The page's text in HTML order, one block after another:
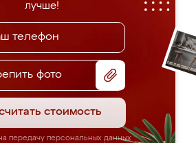
лучше!
фото
стоимость
передачу персональных данных